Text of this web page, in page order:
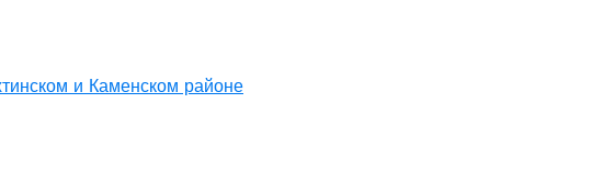
и Каменском районе